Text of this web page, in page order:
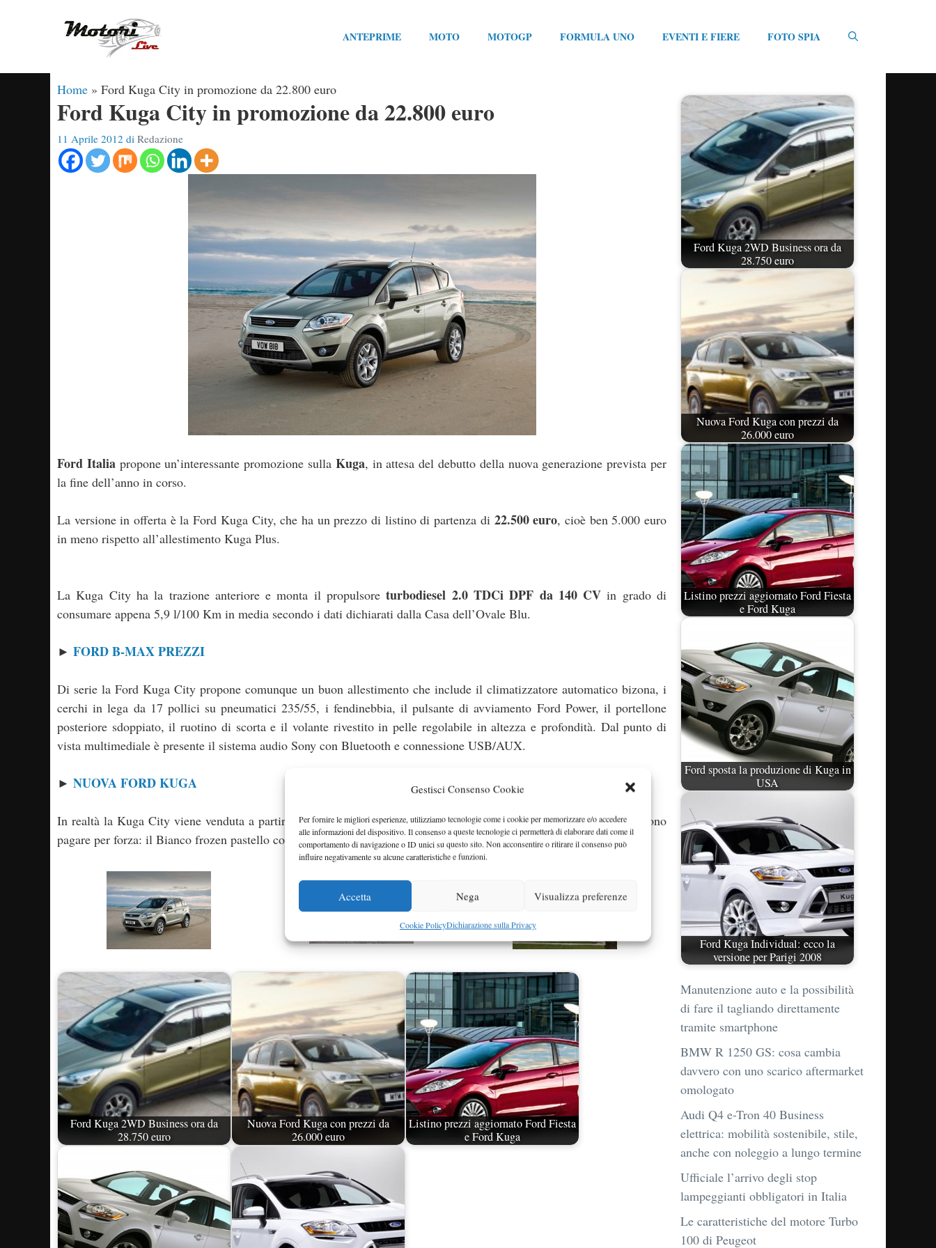
Gestisci Consenso Cookie
Per fornire le migliori esperienze, utilizziamo tecnologie come i cookie per memorizzare e/o accedere
alle informazioni del dispositivo. Il consenso a queste tecnologie ci permetterà di elaborare dati come il
comportamento di navigazione o ID unici su questo sito. Non acconsentire o ritirare il consenso può
influire negativamente su alcune caratteristiche e funzioni.
Accetta Nega Visualizza preferenze
Cookie PolicyDichiarazione sulla Privacy
ANTEPRIME MOTO MOTOGP FORMULA UNO EVENTI E FIERE FOTO SPIA
Home » Ford Kuga City in promozione da 22.800 euro
Ford Kuga City in promozione da 22.800 euro
11 Aprile 2012 di Redazione
Ford Italiapropone un’interessante promozione sulla Kuga, in attesa del debutto della nuova generazione prevista per
la fine dell’anno in corso.
La versione in offerta è la Ford Kuga City, che ha un prezzo di listino di partenza di 22.500 euro, cioè ben 5.000 euro
in meno rispetto all’allestimento Kuga Plus.
La Kuga City ha la trazione anteriore e monta il propulsoreturbodiesel 2.0 TDCi DPF da 140 CV in grado di
consumare appena 5,9 l/100 Km in media secondo i dati dichiarati dalla Casa dell’Ovale Blu.
► FORD B-MAX PREZZI
Di serie la Ford Kuga City propone comunque un buon allestimento che include il climatizzatore automatico bizona, i
cerchi in lega da 17 pollici su pneumatici 235/55, i fendinebbia, il pulsante di avviamento Ford Power, il portellone
posteriore sdoppiato, il ruotino di scorta e il volante rivestito in pelle regolabile in altezza e profondità. Dal punto di
vista multimediale è presente il sistema audio Sony con Bluetooth e connessione USB/AUX.
► NUOVA FORD KUGA
In realtà la Kuga City viene venduta a partire da 22.800 euro perchè i trecolori della carrozzeria optionalsi devono
pagare per forza: il Bianco frozen pastello costa 300 euro, i Grigio polvere di luna e Nero panther costano 550 euro.
Ford Kuga 2WD Business ora da
28.750 euro
Nuova Ford Kuga con prezzi da
26.000 euro
Listino prezzi aggiornato Ford Fiesta
e Ford Kuga
Ford Kuga 2WD Business ora da
28.750 euro
Nuova Ford Kuga con prezzi da
26.000 euro
Listino prezzi aggiornato Ford Fiesta
e Ford Kuga
Ford sposta la produzione di Kuga in
USA
Ford Kuga Individual: ecco la
versione per Parigi 2008
Manutenzione auto e la possibilità
di fare il tagliando direttamente
tramite smartphone
BMW R 1250 GS: cosa cambia
davvero con uno scarico aftermarket
omologato
Audi Q4 e-Tron 40 Business
elettrica: mobilità sostenibile, stile,
anche con noleggio a lungo termine
Ufficiale l’arrivo degli stop
lampeggianti obbligatori in Italia
Le caratteristiche del motore Turbo
100 di Peugeot